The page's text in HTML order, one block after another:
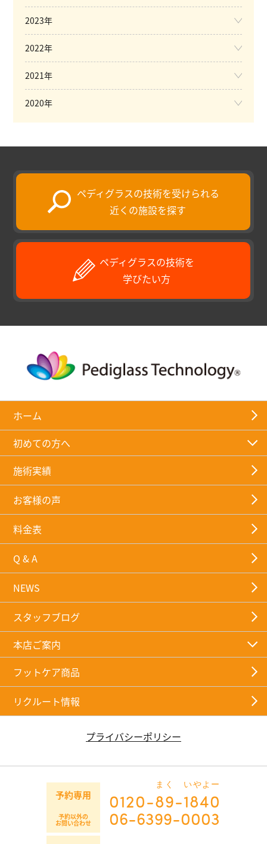
2023年
2022年
2021年
2020年
ペディグラスの技術を受けられる
近くの施設を探す
ペディグラスの技術を
学びたい方
ホーム
初めての方へ
施術実績
お客様の声
料金表
Q & A
NEWS
スタッフブログ
本店ご案内
フットケア商品
リクルート情報
プライバシーポリシー
予約専用 0120-89
まく
-1840
いやよー
予約以外の
お問い合わせ 06-6399-0003